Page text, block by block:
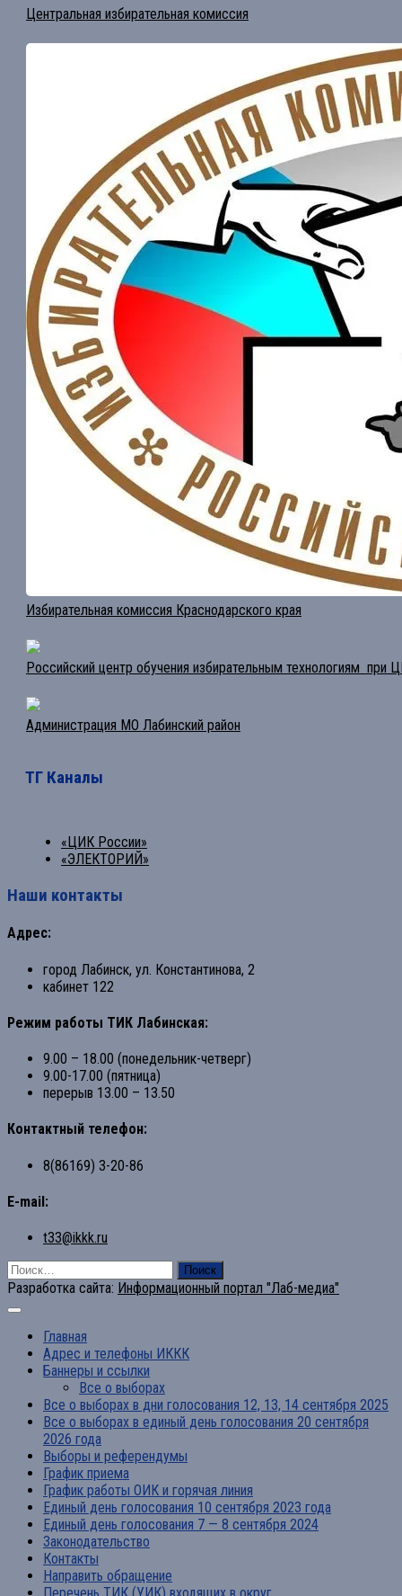
Центральная избирательная комиссия
Избирательная комиссия Краснодарского края
Российский центр обучения избирательным технологиям при
Администрация МО Лабинский район
ТГ Каналы
«ЦИК России»
«ЭЛЕКТОРИЙ»
Наши контакты
Адрес:
город Лабинск, ул. Константинова, 2
кабинет 122
Режим работы ТИК Лабинская:
9.00 – 18.00 (понедельник-четверг)
9.00-17.00 (пятница)
перерыв 13.00 – 13.50
Контактный телефон:
8(86169) 3-20-86
E-mail:
t33@ikkk.ru
Найти:
Разработка сайта: Информационный портал "Лаб-медиа"
Главная
Адрес и телефоны ИККК
Баннеры и ссылки
Все о выборах
Все о выборах в дни голосования 12, 13, 14 сентября 2025
Все о выборах в единый день голосования 20 сентября
2026 года
Выборы и референдумы
График приема
График работы ОИК и горячая линия
Единый день голосования 10 сентября 2023 года
Единый день голосования 7 — 8 сентября 2024
Законодательство
Контакты
Направить обращение